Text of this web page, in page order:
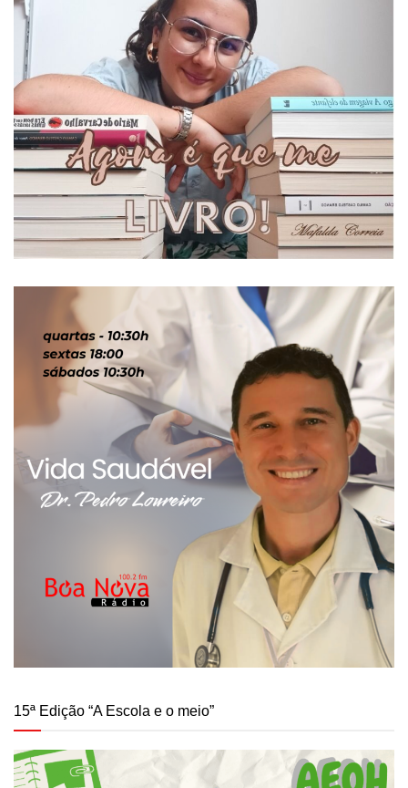
15ª Edição “A Escola e o meio”